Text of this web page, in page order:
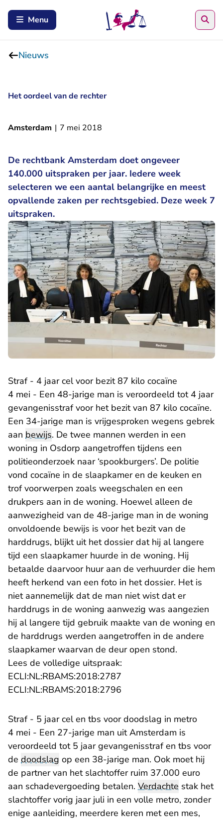
Menu
Nieuws
Het oordeel van de rechter
Amsterdam | 7 mei 2018
De rechtbank Amsterdam doet ongeveer
140.000 uitspraken per jaar. Iedere week
selecteren we een aantal belangrijke en meest
opvallende zaken per rechtsgebied. Deze week 7
uitspraken.
Straf - 4 jaar cel voor bezit 87 kilo cocaïne
4 mei - Een 48-jarige man is veroordeeld tot 4 jaar
gevangenisstraf voor het bezit van 87 kilo cocaïne.
Een 34-jarige man is vrijgesproken wegens gebrek
aan bewijs. De twee mannen werden in een
woning in Osdorp aangetroffen tijdens een
politieonderzoek naar ‘spookburgers’. De politie
vond cocaïne in de slaapkamer en de keuken en
trof voorwerpen zoals weegschalen en een
drukpers aan in de woning. Hoewel alleen de
aanwezigheid van de 48-jarige man in de woning
onvoldoende bewijs is voor het bezit van de
harddrugs, blijkt uit het dossier dat hij al langere
tijd een slaapkamer huurde in de woning. Hij
betaalde daarvoor huur aan de verhuurder die hem
heeft herkend van een foto in het dossier. Het is
niet aannemelijk dat de man niet wist dat er
harddrugs in de woning aanwezig was aangezien
hij al langere tijd gebruik maakte van de woning en
de harddrugs werden aangetroffen in de andere
slaapkamer waarvan de deur open stond.
Lees de volledige uitspraak:
ECLI:NL:RBAMS:2018:2787
ECLI:NL:RBAMS:2018:2796
Straf - 5 jaar cel en tbs voor doodslag in metro
4 mei - Een 27-jarige man uit Amsterdam is
veroordeeld tot 5 jaar gevangenisstraf en tbs voor
de doodslag op een 38-jarige man. Ook moet hij
de partner van het slachtoffer ruim 37.000 euro
aan schadevergoeding betalen. Verdachte stak het
slachtoffer vorig jaar juli in een volle metro, zonder
enige aanleiding, meerdere keren met een mes,